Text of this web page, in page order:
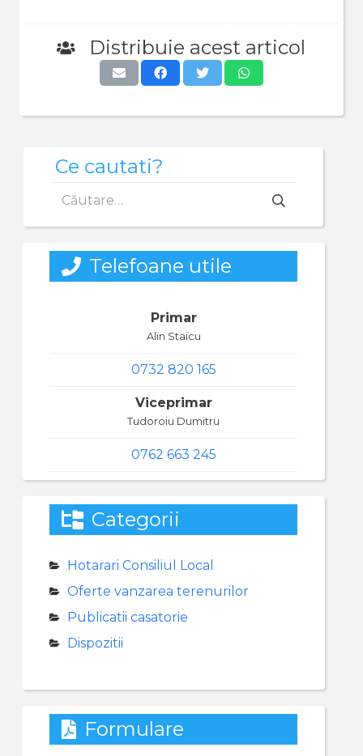
Distribuie acest articol
Ce cautati?
după:
Telefoane utile
Primar
Alin Staicu
0732 820 165
Viceprimar
Tudoroiu Dumitru
0762 663 245
Categorii
Hotarari Consiliul Local
Oferte vanzarea terenurilor
Publicatii casatorie
Dispozitii
Formulare